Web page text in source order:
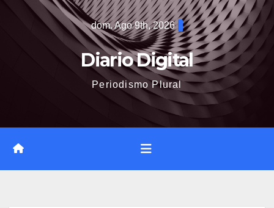
dom. Ago 9th, 2026
Diario Digital
Periodismo Plural